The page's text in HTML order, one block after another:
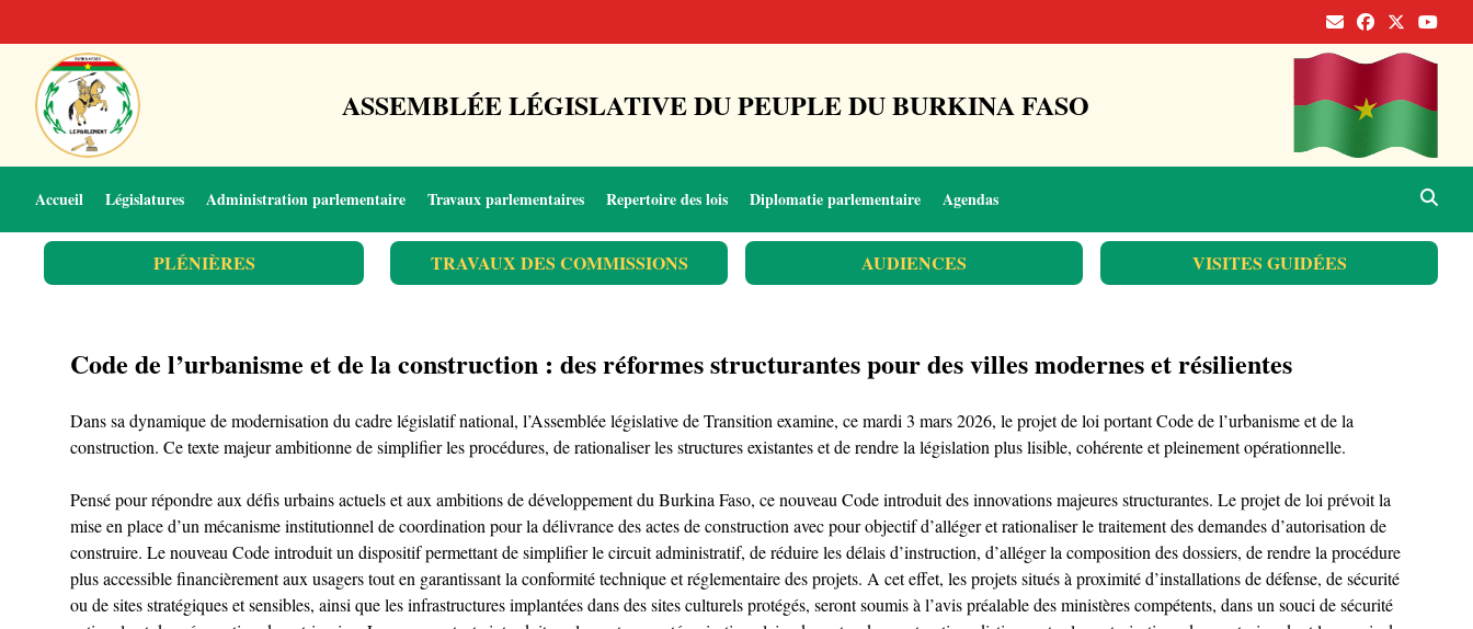
ASSEMBLÉE LÉGISLATIVE DU PEUPLE DU BURKINA FASO
Accueil Législatures Administration parlementaire Travaux parlementaires Repertoire des lois Diplomatie parlementaire Agendas
PLÉNIÈRES TRAVAUX DES COMMISSIONS AUDIENCES VISITES GUIDÉES
Code de l’urbanisme et de la construction : des réformes structurantes pour des villes modernes et résilientes
Dans sa dynamique de modernisation du cadre législatif national, l’Assemblée législative de Transition examine, ce mardi 3 mars 2026, le projet de loi portant Code de l’urbanisme et de la
construction. Ce texte majeur ambitionne de simplifier les procédures, de rationaliser les structures existantes et de rendre la législation plus lisible, cohérente et pleinement opérationnelle.
Pensé pour répondre aux défis urbains actuels et aux ambitions de développement du Burkina Faso, ce nouveau Code introduit des innovations majeures structurantes. Le projet de loi prévoit la
mise en place d’un mécanisme institutionnel de coordination pour la délivrance des actes de construction avec pour objectif d’alléger et rationaliser le traitement des demandes d’autorisation de
construire. Le nouveau Code introduit un dispositif permettant de simplifier le circuit administratif, de réduire les délais d’instruction, d’alléger la composition des dossiers, de rendre la procédure
plus accessible financièrement aux usagers tout en garantissant la conformité technique et réglementaire des projets. A cet effet, les projets situés à proximité d’installations de défense, de sécurité
ou de sites stratégiques et sensibles, ainsi que les infrastructures implantées dans des sites culturels protégés, seront soumis à l’avis préalable des ministères compétents, dans un souci de sécurité